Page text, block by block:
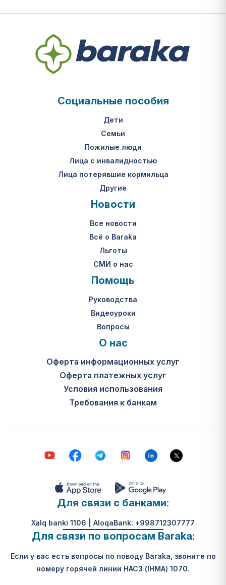
Социальные пособия
Дети
Семьи
Пожилые люди
Лица с инвалидностью
Лица потерявшие кормильца
Другие
Новости
Все новости
Всё о Baraka
Льготы
СМИ о нас
Помощь
Руководства
Видеоуроки
Вопросы
О нас
Оферта информационных услуг
Оферта платежных услуг
Условия использования
Требования к банкам
Для связи с банками:
Xalq banki 1106 | AloqaBank: +998712307777
Для связи по вопросам Baraka:
Если у вас есть вопросы по поводу Baraka, звоните по
номеру горячей линии НАСЗ (IHMA) 1070.